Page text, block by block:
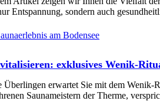
Entspannung, sondern auch
exklusives Wenik-
Überlingen erwartet Sie mit dem
Saunameistern der Therme,